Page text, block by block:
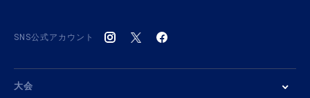
SNS公式アカウント
大会